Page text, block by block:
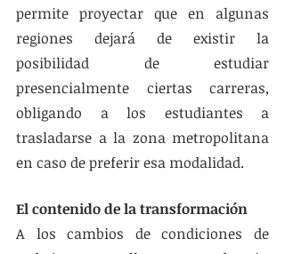
permite proyectar que en algunas
regiones dejará de existir la
posibilidad de estudiar
presencialmente ciertas carreras,
obligando a los estudiantes a
trasladarse a la zona metropolitana
en caso de preferir esa modalidad.
El contenido de la transformación
A los cambios de condiciones de